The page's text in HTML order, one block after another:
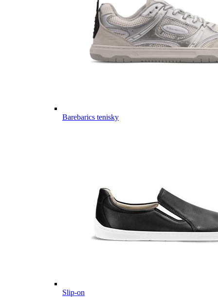
Barebarics tenisky
Slip-on